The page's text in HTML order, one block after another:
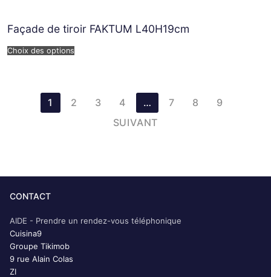
Façade de tiroir FAKTUM L40H19cm
Choix des options
Pagination
1 2 3 4 … 7 8
9
SUIVANT
CONTACT
AIDE - Prendre un rendez-vous téléphonique
Cuisina9
Groupe Tikimob
9 rue Alain Colas
ZI